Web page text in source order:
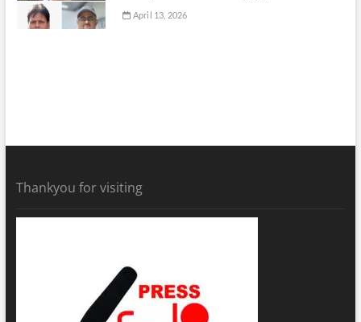
April 13, 2026
Thankyou for visiting